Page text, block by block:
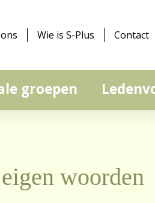
Wie is S-Plus Contact
groepen
woorden